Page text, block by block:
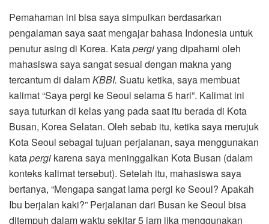
Pemahaman ini bisa saya simpulkan berdasarkan
pengalaman saya saat mengajar bahasa Indonesia untuk
penutur asing di Korea. Katapergiyang dipahami oleh
mahasiswa saya sangat sesuai dengan makna yang
tercantum di dalamKBBI. Suatu ketika, saya membuat
kalimat “Saya pergi ke Seoul selama 5 hari”. Kalimat ini
saya tuturkan di kelas yang pada saat itu berada di Kota
Busan, Korea Selatan. Oleh sebab itu, ketika saya merujuk
Kota Seoul sebagai tujuan perjalanan, saya menggunakan
katapergi karena saya meninggalkan Kota Busan (dalam
konteks kalimat tersebut). Setelah itu, mahasiswa saya
bertanya, “Mengapa sangat lama pergi ke Seoul? Apakah
Ibu berjalan kaki?” Perjalanan dari Busan ke Seoul bisa
ditempuh dalam waktu sekitar 5 jam jika menggunakan